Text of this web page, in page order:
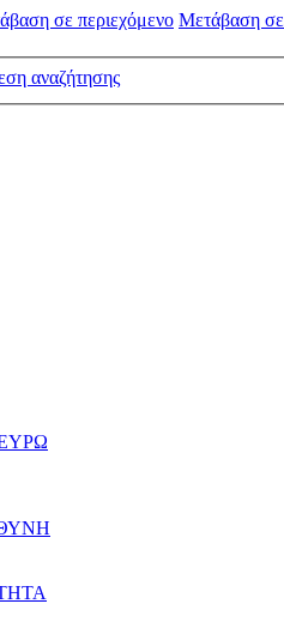
σε περιεχόμενο Μετάβαση σε
αναζήτησης